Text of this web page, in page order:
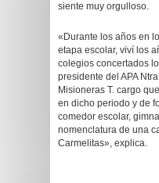
siente muy orgulloso.
«Durante los años en
etapa escolar, viví los
colegios concertados
presidente del APA
Misioneras T. cargo
en dicho periodo y de
comedor escolar,
nomenclatura de una
Carmelitas», explica.